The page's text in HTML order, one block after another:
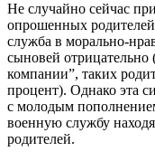
Не случайно сейчас
опрошенных
служба в морально-
сыновей отрицательно
компании”, таких
процент). Однако эта
с молодым
военную службу
родителей.